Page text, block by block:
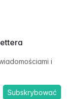
i
Subskrybować